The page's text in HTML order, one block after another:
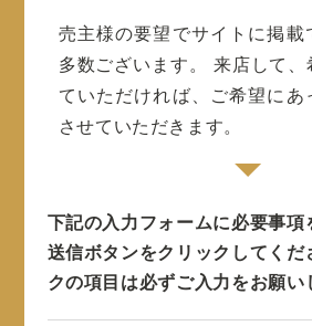
売主様の要望でサイトに掲載
多数ございます。
来店して、
ていただければ、ご希望にあ
させていただきます。
下記の入力フォームに必要事項
送信ボタンをクリックしてくだ
クの項目は必ずご入力をお願い